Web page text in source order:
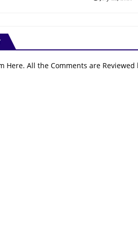
Here. All the Comments are Reviewed